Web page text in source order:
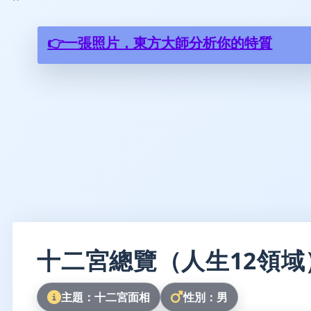
👉一張照片，東方大師分析你的特質
十二宮總覽（人生12領
主題：十二宮面相 性別：男